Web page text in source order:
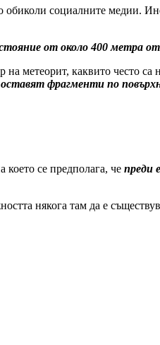
обиколи социалните медии.
от около 400 метра
на метеорит, каквито често
фрагменти по
което се предполага, че преди
някога там да е